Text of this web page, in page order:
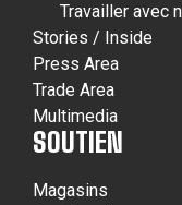
Travailler avec
Stories / Inside
Press Area
Trade Area
Multimedia
SOUTIEN
Magasins